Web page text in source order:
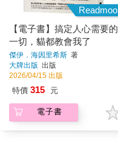
Readmoo
【電子書】搞定人心需要的
一切，貓都教會我了
傑伊．海因里希斯 著
大牌出版 出版
2026/04/15 出版
特價 315 元
電子書